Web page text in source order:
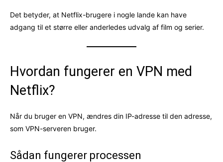
Det betyder, at Netflix-brugere i nogle lande kan have
adgang til et større eller anderledes udvalg af film og serier.
Hvordan fungerer en VPN med
Netflix?
Når du bruger en VPN, ændres din IP-adresse til den adresse,
som VPN-serveren bruger.
Sådan fungerer processen